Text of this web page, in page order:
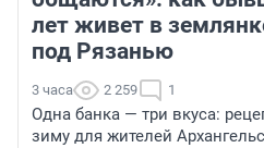
лет живет в
под Рязанью
3 часа 2 259 1
Одна банка — три вкуса:
зиму для жителей